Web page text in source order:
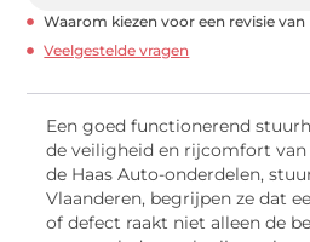
Waarom kiezen voor een revisie
Veelgestelde vragen
Een goed functionerend
de veiligheid en rijcomfort
de Haas Auto-onderdelen,
Vlaanderen, begrijpen ze dat
of defect raakt niet alleen de